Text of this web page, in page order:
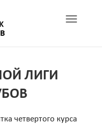
Toggle
ЛИГИ
четвертого курса